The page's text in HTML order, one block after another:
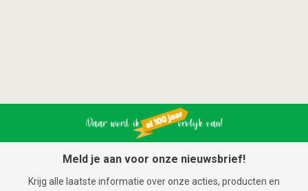
Meld je aan voor onze nieuwsbrief!
Krijg alle laatste informatie over onze acties, producten en